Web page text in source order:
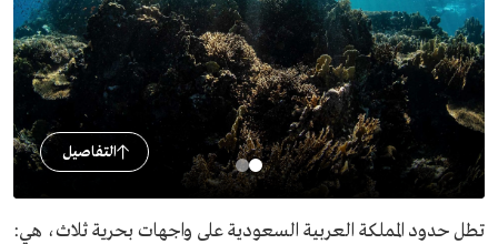
التفاصيل
تطل حدود المملكة العربية السعودية على واجهات بحرية ثلاث، هي: